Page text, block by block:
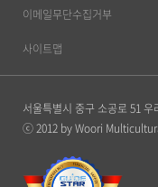
이메일무단수집거부
사이트맵
우리금융캐피탈
우리투자증권
우리자산신탁
우리금융저축은행
서울특별시 중구 소공로 51
ⓒ 2012 by Woori